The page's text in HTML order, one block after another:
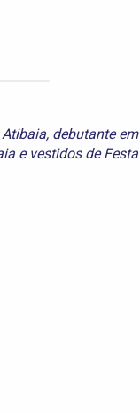
, debutante em
e vestidos de Festa